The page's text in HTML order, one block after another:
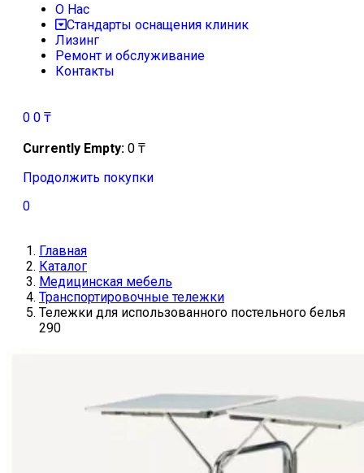
О Нас
Стандарты оснащения клиник
Лизинг
Ремонт и обслуживание
Контакты
0 0 ₸
Currently Empty: 0 ₸
Продолжить покупки
0
Главная
Каталог
Медицинская мебель
Транспортировочные тележки
Тележки для использованного постельного белья
290